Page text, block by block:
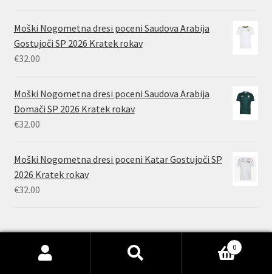
Moški Nogometna dresi poceni Saudova Arabija
Gostujoči SP 2026 Kratek rokav
€32.00
Moški Nogometna dresi poceni Saudova Arabija
Domači SP 2026 Kratek rokav
€32.00
Moški Nogometna dresi poceni Katar Gostujoči SP
2026 Kratek rokav
€32.00
0